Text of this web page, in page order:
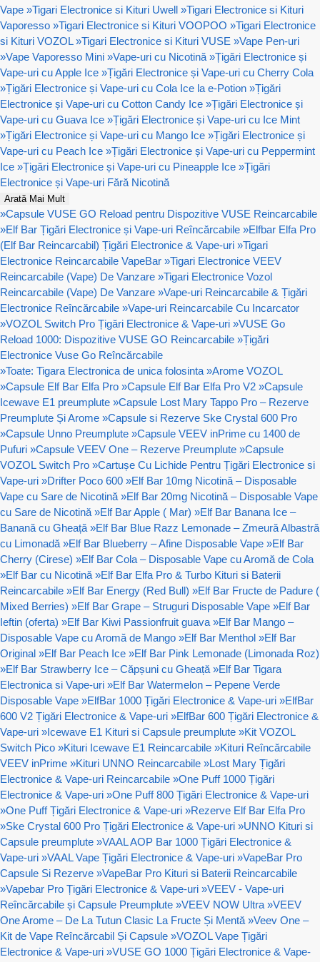
Vape »Tigari Electronice si Kituri Uwell »Tigari Electronice si Kituri
Vaporesso »Tigari Electronice si Kituri VOOPOO »Tigari Electronice
si Kituri VOZOL »Tigari Electronice si Kituri VUSE »Vape Pen-uri
»Vape Vaporesso Mini »Vape-uri cu Nicotină »Țigări Electronice și
Vape-uri cu Apple Ice »Țigări Electronice și Vape-uri cu Cherry Cola
»Țigări Electronice și Vape-uri cu Cola Ice la e-Potion »Țigări
Electronice și Vape-uri cu Cotton Candy Ice »Țigări Electronice și
Vape-uri cu Guava Ice »Țigări Electronice și Vape-uri cu Ice Mint
»Țigări Electronice și Vape-uri cu Mango Ice »Țigări Electronice și
Vape-uri cu Peach Ice »Țigări Electronice și Vape-uri cu Peppermint
Ice »Țigări Electronice și Vape-uri cu Pineapple Ice »Țigări
Electronice și Vape-uri Fără Nicotină
Arată Mai Mult
»Capsule VUSE GO Reload pentru Dispozitive VUSE Reincarcabile
»Elf Bar Țigări Electronice și Vape-uri Reîncărcabile »Elfbar Elfa Pro
(Elf Bar Reincarcabil) Țigări Electronice & Vape-uri »Tigari
Electronice Reincarcabile VapeBar »Tigari Electronice VEEV
Reincarcabile (Vape) De Vanzare »Tigari Electronice Vozol
Reincarcabile (Vape) De Vanzare »Vape-uri Reincarcabile & Țigări
Electronice Reîncărcabile »Vape-uri Reincarcabile Cu Incarcator
»VOZOL Switch Pro Țigări Electronice & Vape-uri »VUSE Go
Reload 1000: Dispozitive VUSE GO Reincarcabile »Țigări
Electronice Vuse Go Reîncărcabile
»Toate: Tigara Electronica de unica folosinta »Arome VOZOL
»Capsule Elf Bar Elfa Pro »Capsule Elf Bar Elfa Pro V2 »Capsule
Icewave E1 preumplute »Capsule Lost Mary Tappo Pro – Rezerve
Preumplute Și Arome »Capsule si Rezerve Ske Crystal 600 Pro
»Capsule Unno Preumplute »Capsule VEEV inPrime cu 1400 de
Pufuri »Capsule VEEV One – Rezerve Preumplute »Capsule
VOZOL Switch Pro »Cartușe Cu Lichide Pentru Țigări Electronice si
Vape-uri »Drifter Poco 600 »Elf Bar 10mg Nicotină – Disposable
Vape cu Sare de Nicotină »Elf Bar 20mg Nicotină – Disposable Vape
cu Sare de Nicotină »Elf Bar Apple ( Mar) »Elf Bar Banana Ice –
Banană cu Gheață »Elf Bar Blue Razz Lemonade – Zmeură Albastră
cu Limonadă »Elf Bar Blueberry – Afine Disposable Vape »Elf Bar
Cherry (Cirese) »Elf Bar Cola – Disposable Vape cu Aromă de Cola
»Elf Bar cu Nicotină »Elf Bar Elfa Pro & Turbo Kituri si Baterii
Reincarcabile »Elf Bar Energy (Red Bull) »Elf Bar Fructe de Padure (
Mixed Berries) »Elf Bar Grape – Struguri Disposable Vape »Elf Bar
Ieftin (oferta) »Elf Bar Kiwi Passionfruit guava »Elf Bar Mango –
Disposable Vape cu Aromă de Mango »Elf Bar Menthol »Elf Bar
Original »Elf Bar Peach Ice »Elf Bar Pink Lemonade (Limonada Roz)
»Elf Bar Strawberry Ice – Căpșuni cu Gheață »Elf Bar Tigara
Electronica si Vape-uri »Elf Bar Watermelon – Pepene Verde
Disposable Vape »ElfBar 1000 Țigări Electronice & Vape-uri »ElfBar
600 V2 Țigări Electronice & Vape-uri »ElfBar 600 Țigări Electronice &
Vape-uri »Icewave E1 Kituri si Capsule preumplute »Kit VOZOL
Switch Pico »Kituri Icewave E1 Reincarcabile »Kituri Reîncărcabile
VEEV inPrime »Kituri UNNO Reincarcabile »Lost Mary Țigări
Electronice & Vape-uri Reincarcabile »One Puff 1000 Țigări
Electronice & Vape-uri »One Puff 800 Țigări Electronice & Vape-uri
»One Puff Țigări Electronice & Vape-uri »Rezerve Elf Bar Elfa Pro
»Ske Crystal 600 Pro Țigări Electronice & Vape-uri »UNNO Kituri si
Capsule preumplute »VAAL AOP Bar 1000 Țigări Electronice &
Vape-uri »VAAL Vape Țigări Electronice & Vape-uri »VapeBar Pro
Capsule Si Rezerve »VapeBar Pro Kituri si Baterii Reincarcabile
»Vapebar Pro Țigări Electronice & Vape-uri »VEEV - Vape-uri
Reîncărcabile și Capsule Preumplute »VEEV NOW Ultra »VEEV
One Arome – De La Tutun Clasic La Fructe Și Mentă »Veev One –
Kit de Vape Reîncărcabil Și Capsule »VOZOL Vape Țigări
Electronice & Vape-uri »VUSE GO 1000 Țigări Electronice & Vape-